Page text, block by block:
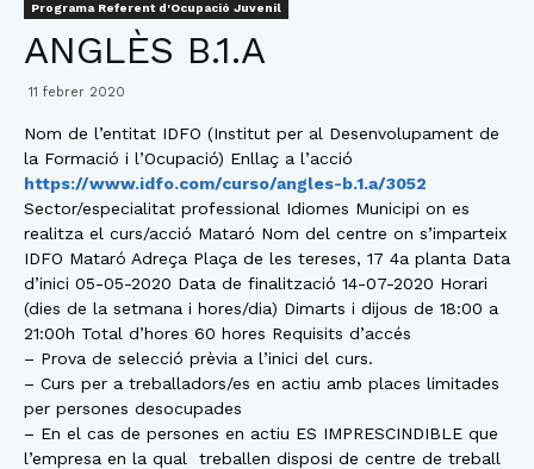
Comarcal
del
Maresme
Programa Referent d'Ocupació Juvenil
ANGLÈS B.1.A
11 febrer 2020
Nom de l’entitat IDFO (Institut per al Desenvolupament de
la Formació i l’Ocupació) Enllaç a l’acció
https://www.idfo.com/curso/angles-b.1.a/3052
Sector/especialitat professional Idiomes Municipi on es
realitza el curs/acció Mataró Nom del centre on s’imparteix
IDFO Mataró Adreça Plaça de les tereses, 17 4a planta Data
d’inici 05-05-2020 Data de finalització 14-07-2020 Horari
(dies de la setmana i hores/dia) Dimarts i dijous de 18:00 a
21:00h Total d’hores 60 hores Requisits d’accés
– Prova de selecció prèvia a l’inici del curs.
– Curs per a treballadors/es en actiu amb places limitades
per persones desocupades
– En el cas de persones en actiu ES IMPRESCINDIBLE que
l’empresa en la qual treballen disposi de centre de treball